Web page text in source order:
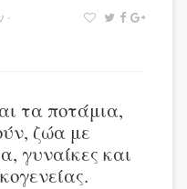
·
τα ποτάμια,
ζώα με
γυναίκες και